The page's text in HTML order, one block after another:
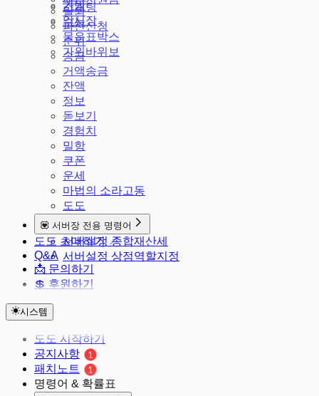
소개팅
수능
물음표박스
가위바위보
가방
암시장
탈퇴
파산신청
순위
송금
거액송금
잔액
정보
돋보기
경험치
밀항
쿠폰
운세
마법의 소라고동
도도
💟 서버장 전용 명령어
서버설정 종합재산세
서버설정 상점역할지정
도도 초대하기 ↗
Q&A
📩 문의하기
💲 후원하기
시스템
도도 시작하기
공지사항
패치노트
명령어 & 확률표